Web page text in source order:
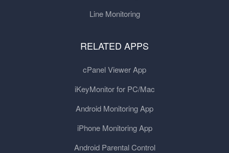
Line Monitoring
RELATED APPS
cPanel Viewer App
iKeyMonitor for PC/Mac
Android Monitoring App
iPhone Monitoring App
Android Parental Control